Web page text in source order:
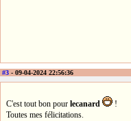
#3 - 09-04-2024 22:56:36
C'est tout bon pour lecanard
!
Toutes mes félicitations.